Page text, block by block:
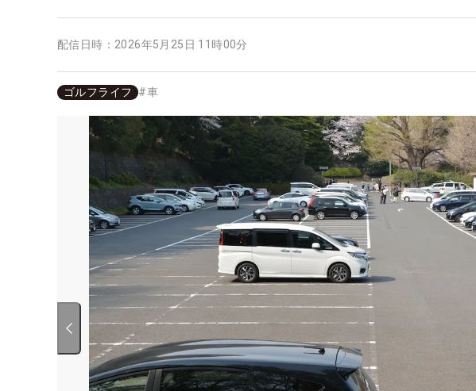
配信日時： 2026年5月25日 11時00分
ゴルフライフ #車